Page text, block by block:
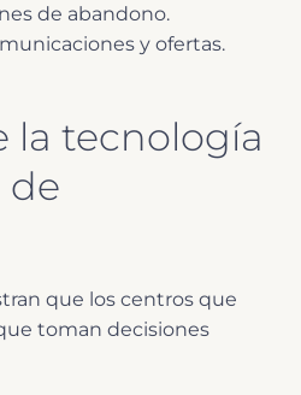
de abandono.
y ofertas.
la tecnología
de
que los centros que
toman decisiones